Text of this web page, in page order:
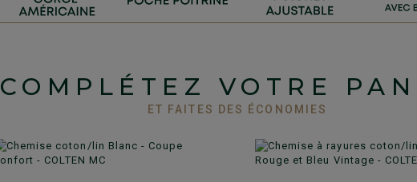
COMPLÉTEZ VOTRE
ET FAITES DES ÉCONOMIES